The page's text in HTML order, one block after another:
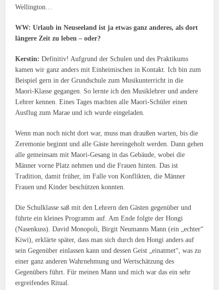
Wellington…
WW: Urlaub in Neuseeland ist ja etwas ganz anderes, als dort
längere Zeit zu leben – oder?
Kerstin: Definitiv! Aufgrund der Schulen und des Praktikums
kamen wir ganz anders mit Einheimischen in Kontakt. Ich bin zum
Beispiel gern in der Grundschule zum Musikunterricht in die
Maori-Klasse gegangen. So lernte ich den Musiklehrer und andere
Lehrer kennen. Eines Tages machten alle Maori-Schüler einen
Ausflug zum Marae und ich wurde eingeladen.
Wenn man noch nicht dort war, muss man draußen warten, bis die
Zeremonie beginnt und alle Gäste hereingeholt werden. Dann gehen
alle gemeinsam mit Maori-Gesang in das Gebäude, wobei die
Männer vorne Platz nehmen und die Frauen hinten. Das ist
Tradition, damit früher, im Falle von Konflikten, die Männer
Frauen und Kinder beschützen konnten.
Die Schulklasse saß mit den Lehrern den Gästen gegenüber und
führte ein kleines Programm auf. Am Ende folgte der Hongi
(Nasenkuss). David Monopoli, Birgit Neumanns Mann (ein „echter“
Kiwi), erklärte später, dass man sich durch den Hongi anders auf
sein Gegenüber einlassen kann und dessen Geist „einatmet“, was zu
einer ganz anderen Wahrnehmung und Wertschätzung des
Gegenübers führt. Für meinen Mann und mich war das ein sehr
ergreifendes Ritual.